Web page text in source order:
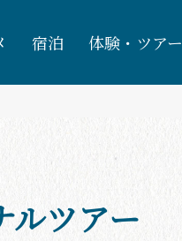
宿泊 体験・ツアー
ルツアー